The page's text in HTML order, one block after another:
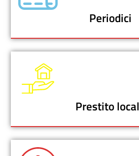
Periodici
Prestito